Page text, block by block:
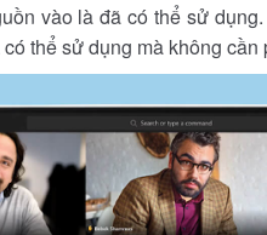
vào là đã có thể sử
thể sử dụng mà không